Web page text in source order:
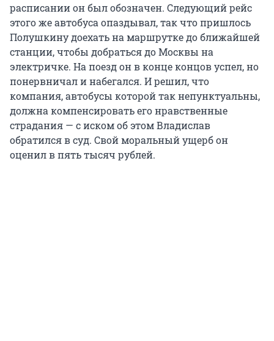
расписании он был обозначен. Следующий рейс
этого же автобуса опаздывал, так что пришлось
Полушкину доехать на маршрутке до ближайшей
станции, чтобы добраться до Москвы на
электричке. На поезд он в конце концов успел, но
понервничал и набегался. И решил, что
компания, автобусы которой так непунктуальны,
должна компенсировать его нравственные
страдания — с иском об этом Владислав
обратился в суд. Свой моральный ущерб он
оценил в пять тысяч рублей.